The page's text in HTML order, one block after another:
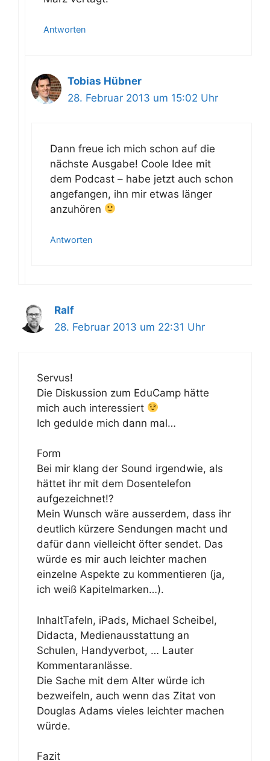
Antworten
Tobias Hübner
28. Februar 2013 um 15:02 Uhr
Dann freue ich mich schon auf die
nächste Ausgabe! Coole Idee mit
dem Podcast – habe jetzt auch schon
angefangen, ihn mir etwas länger
anzuhören
Antworten
Ralf
28. Februar 2013 um 22:31 Uhr
Servus!
Die Diskussion zum EduCamp hätte
mich auch interessiert
Ich gedulde mich dann mal…
Form
Bei mir klang der Sound irgendwie, als
hättet ihr mit dem Dosentelefon
aufgezeichnet!?
Mein Wunsch wäre ausserdem, dass ihr
deutlich kürzere Sendungen macht und
dafür dann vielleicht öfter sendet. Das
würde es mir auch leichter machen
einzelne Aspekte zu kommentieren (ja,
ich weiß Kapitelmarken…).
InhaltTafeln, iPads, Michael Scheibel,
Didacta, Medienausstattung an
Schulen, Handyverbot, … Lauter
Kommentaranlässe.
Die Sache mit dem Alter würde ich
bezweifeln, auch wenn das Zitat von
Douglas Adams vieles leichter machen
würde.
Fazit